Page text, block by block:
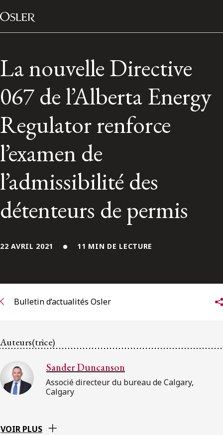
Passer au contenu
Main Navigation
Réseau des anciens d’Osler
Contactez-nous
S’abonner
La nouvelle Directive
067 de l’Alberta Energy
Regulator renforce
l’examen de
l’admissibilité des
détenteurs de permis
22 AVRIL 2021 11 MIN DE LECTURE
Bulletin d’actualités Osler
Auteurs(trice)
Sander Duncanson
Associé directeur du bureau de Calgary,
Calgary
VOIR PLUS